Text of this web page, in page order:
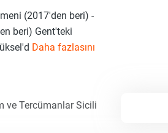
(2017'den beri) -
beri) Gent'teki
Daha fazlasını
ve Tercümanlar Sicili